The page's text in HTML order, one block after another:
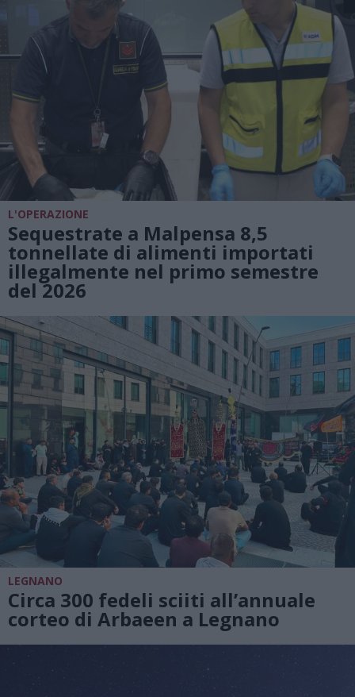
L'OPERAZIONE
Sequestrate a Malpensa 8,5
tonnellate di alimenti importati
illegalmente nel primo semestre
del 2026
LEGNANO
Circa 300 fedeli sciiti all’annuale
corteo di Arbaeen a Legnano